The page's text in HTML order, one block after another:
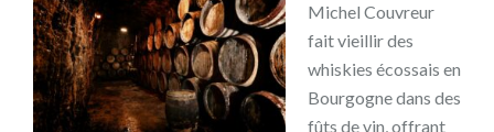
Michel Couvreur
fait vieillir des
whiskies écossais en
Bourgogne dans des
fûts de vin, offrant